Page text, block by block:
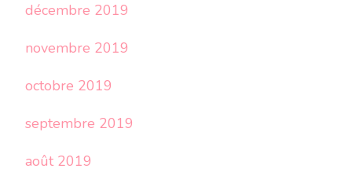
décembre 2019
novembre 2019
octobre 2019
septembre 2019
août 2019